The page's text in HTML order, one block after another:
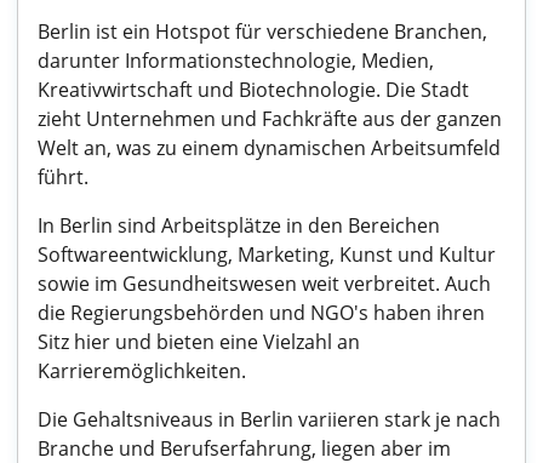
Berlin ist ein Hotspot für verschiedene Branchen,
darunter Informationstechnologie, Medien,
Kreativwirtschaft und Biotechnologie. Die Stadt
zieht Unternehmen und Fachkräfte aus der ganzen
Welt an, was zu einem dynamischen Arbeitsumfeld
führt.
In Berlin sind Arbeitsplätze in den Bereichen
Softwareentwicklung, Marketing, Kunst und Kultur
sowie im Gesundheitswesen weit verbreitet. Auch
die Regierungsbehörden und NGO's haben ihren
Sitz hier und bieten eine Vielzahl an
Karrieremöglichkeiten.
Die Gehaltsniveaus in Berlin variieren stark je nach
Branche und Berufserfahrung, liegen aber im